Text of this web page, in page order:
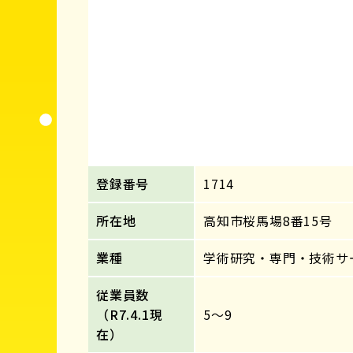
登録番号
1714
所在地
高知市桜馬場8番15号
業種
学術研究・専門・技術
従業員数
（R7.4.1現
在）
5～9